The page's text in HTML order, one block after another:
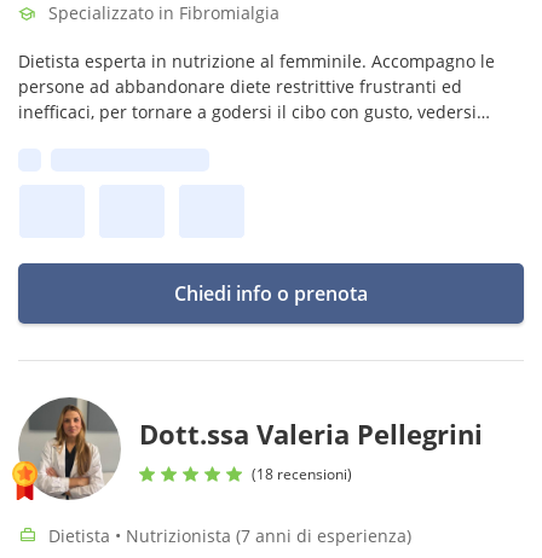
Specializzato in Fibromialgia
Dietista esperta in nutrizione al femminile. Accompagno le
persone ad abbandonare diete restrittive frustranti ed
inefficaci, per tornare a godersi il cibo con gusto, vedersi
Chiedi info o prenota
Dott.ssa Valeria Pellegrini
(18 recensioni)
Dietista • Nutrizionista (7 anni di esperienza)